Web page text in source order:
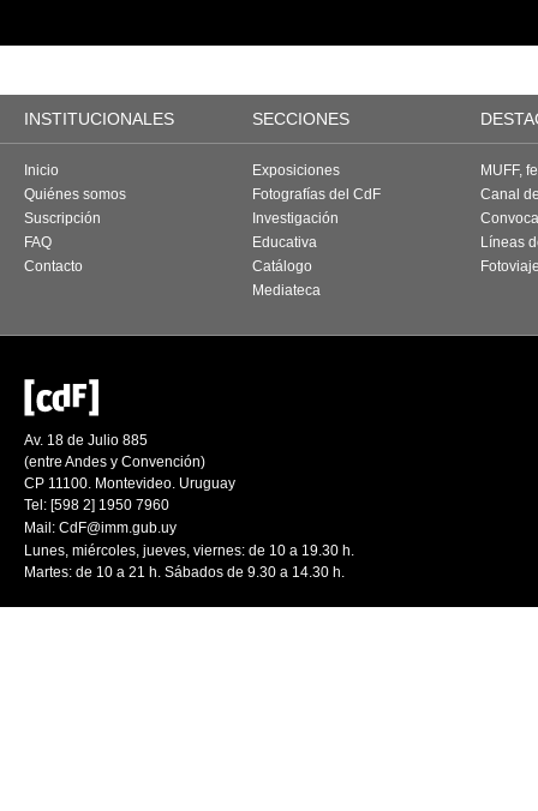
INSTITUCIONALES SECCIONES
Inicio
Quiénes somos
Suscripción
FAQ
Contacto
Exposiciones
Fotografías del CdF
Investigación
Educativa
Catálogo
Mediateca
MUFF,
Canal
Líneas
Av. 18 de Julio 885
(entre Andes y Convención)
CP 11100. Montevideo. Uruguay
Tel: [598 2] 1950 7960
Mail: CdF@imm.gub.uy
Lunes, miércoles, jueves, viernes: de 10 a 19.30 h.
Martes: de 10 a 21 h. Sábados de 9.30 a 14.30 h.